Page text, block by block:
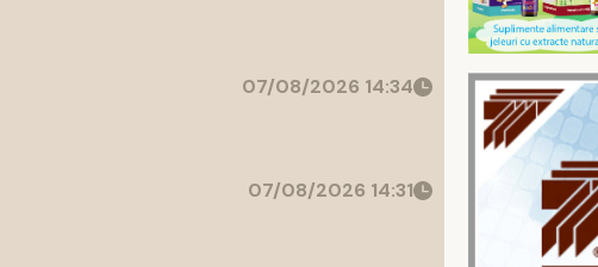
07/08/2026 14:34
07/08/2026 14:31